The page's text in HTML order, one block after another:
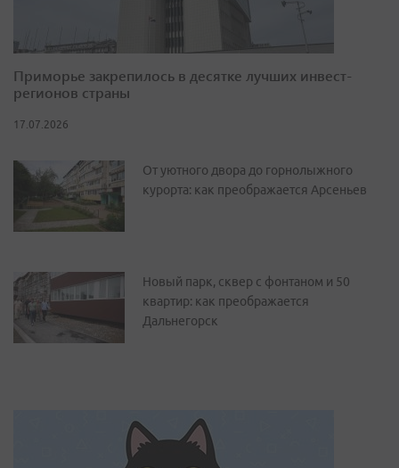
Приморье закрепилось в десятке лучших инвест-
регионов страны
17.07.2026
От уютного двора до горнолыжного
курорта: как преображается Арсеньев
Новый парк, сквер с фонтаном и 50
квартир: как преображается
Дальнегорск